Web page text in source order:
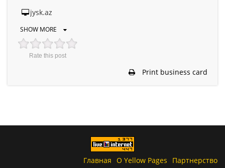
jysk.az
SHOW MORE
Rate this post
Print business card
Главная О Yellow Pages
Партнерство